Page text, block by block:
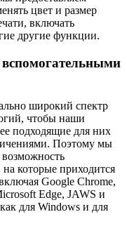
цвет и размер
включать
другие функции.
вспомогательными
широкий спектр
чтобы наши
подходящие для них
Поэтому мы
которые приходится
Google Chrome,
Edge, JAWS и
для Windows и для